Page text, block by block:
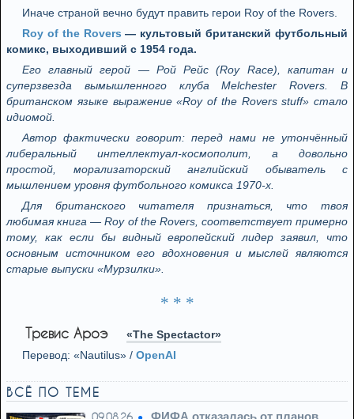
Иначе страной вечно будут править герои Roy of the Rovers.
Roy of the Rovers — культовый британский футбольный
комикс, выходивший с 1954 года.
Его главный герой — Рой Рейс (Roy Race), капитан и
суперзвезда вымышленного клуба Melchester Rovers. В
британском языке выражение «Roy of the Rovers stuff» стало
идиомой.
Автор фактически говорит: перед нами не утончённый
либеральный интеллектуал-космополит, а довольно
простой, морализаторский английский обыватель с
мышлением уровня футбольного комикса 1970-х.
Для британского читателя признаться, что твоя
любимая книга — Roy of the Rovers, соответствует примерно
тому, как если бы видный европейский лидер заявил, что
основным источником его вдохновения и мыслей являются
старые выпуски «Мурзилки».
* * *
Тревис Ароэ
«The Spectactor»
Перевод: «Nautilus» / OpenAI
ВСЁ ПО ТЕМЕ
ФИФА отказалась от планов